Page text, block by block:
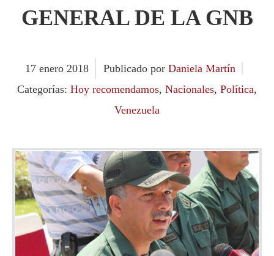
GENERAL DE LA GNB
17 enero 2018 Publicado por Daniela Martín
Categorías: Hoy recomendamos, Nacionales, Política,
Venezuela